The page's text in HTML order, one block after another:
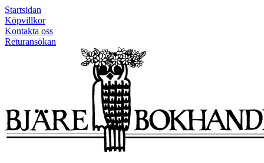
Startsidan
Köpvillkor
Kontakta oss
Returansökan